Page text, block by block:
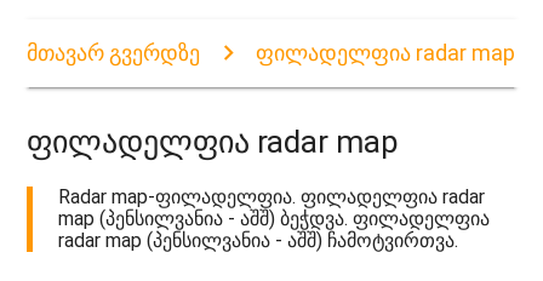
მთავარ გვერდზე ფილადელფია radar map
ფილადელფია radar map
Radar map-ფილადელფია. ფილადელფია radar
map (პენსილვანია - აშშ) ბეჭდვა. ფილადელფია
radar map (პენსილვანია - აშშ) ჩამოტვირთვა.